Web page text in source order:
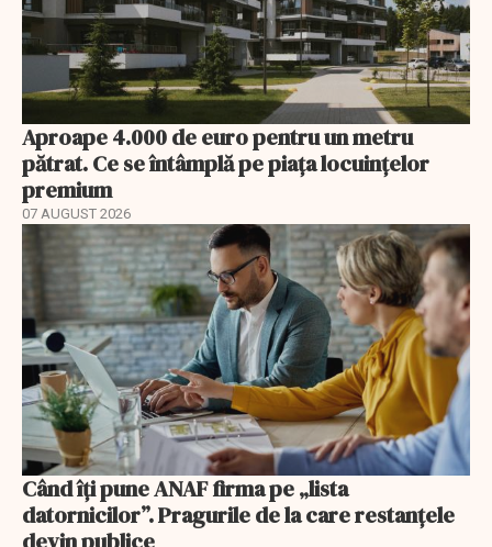
Aproape 4.000 de euro pentru un metru
pătrat. Ce se întâmplă pe piața locuințelor
premium
07 AUGUST 2026
Când îți pune ANAF firma pe „lista
datornicilor”. Pragurile de la care restanțele